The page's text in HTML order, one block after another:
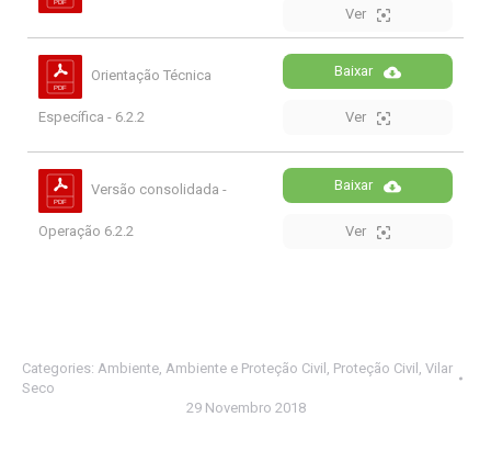
Ver
Orientação Técnica
Específica - 6.2.2
Baixar
Ver
Versão consolidada -
Operação 6.2.2
Baixar
Ver
Categories: Ambiente, Ambiente e Proteção Civil , Proteção Civil , Vilar
Seco
29 Novembro 2018